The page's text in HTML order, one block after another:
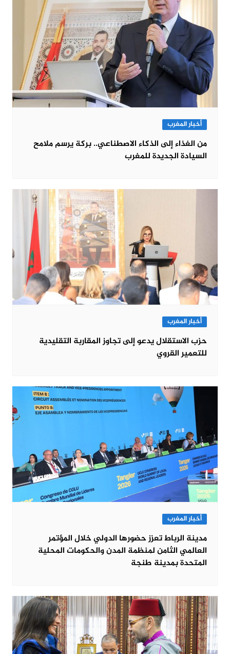
أخبار المغرب
من الغذاء إلى الذكاء الاصطناعي.. بركة يرسم ملامح
السيادة الجديدة للمغرب
أخبار المغرب
حزب الاستقلال يدعو إلى تجاوز المقاربة التقليدية
للتعمير القروي
أخبار المغرب
مدينة الرباط تعزز حضورها الدولي خلال المؤتمر
العالمي الثامن لمنظمة المدن والحكومات المحلية
المتحدة بمدينة طنجة